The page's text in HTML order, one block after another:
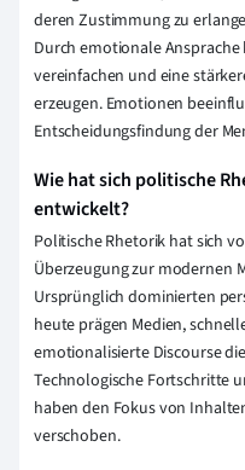
deren Zustimmung zu
Durch emotionale
vereinfachen und eine
erzeugen. Emotionen
Entscheidungsfindung der
Wie hat sich politische
entwickelt?
Politische Rhetorik hat sich
Überzeugung zur modernen
Ursprünglich dominierten
heute prägen Medien,
emotionalisierte Discourse
Technologische Fortschritte
haben den Fokus von
verschoben.